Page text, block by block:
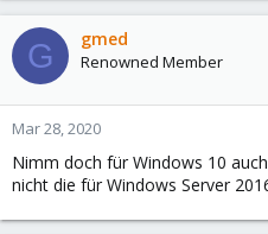
G gmed
Renowned Member
Mar 28, 2020
Nimm doch für Windows 10
nicht die für Windows Server